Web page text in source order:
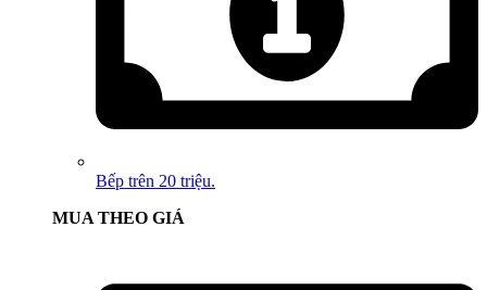
Bếp trên 20 triệu.
MUA THEO GIÁ